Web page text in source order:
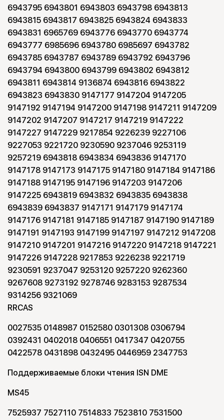
6943795 6943801 6943803 6943798 6943813
6943815 6943817 6943825 6943824 6943833
6943831 6965769 6943776 6943770 6943774
6943777 6985696 6943780 6985697 6943782
6943785 6943787 6943789 6943792 6943796
6943794 6943800 6943799 6943802 6943812
6943811 6943814 9136874 6943816 6943822
6943823 6943830 9147177 9147204 9147205
9147192 9147194 9147200 9147198 9147211 9147209
9147202 9147207 9147217 9147219 9147222
9147227 9147229 9217854 9226239 9227106
9227053 9221720 9230590 9237046 9253119
9257219 6943818 6943834 6943836 9147170
9147178 9147173 9147175 9147180 9147184 9147186
9147188 9147195 9147196 9147203 9147206
9147225 6943819 6943832 6943835 6943838
6943839 6943837 9147171 9147179 9147174
9147176 9147181 9147185 9147187 9147190 9147189
9147191 9147193 9147199 9147197 9147212 9147208
9147210 9147201 9147216 9147220 9147218 9147221
9147226 9147228 9217853 9226238 9221719
9230591 9237047 9253120 9257220 9262360
9267608 9273192 9278746 9283153 9287534
9314256 9321069
RRCAS
0027535 0148987 0152580 0301308 0306794
0392431 0402018 0406551 0417347 0420755
0422578 0431898 0432495 0446959 2347753
Поддерживаемые блоки чтения ISN DME
MS45
7525937 7527110 7514833 7523810 7531500